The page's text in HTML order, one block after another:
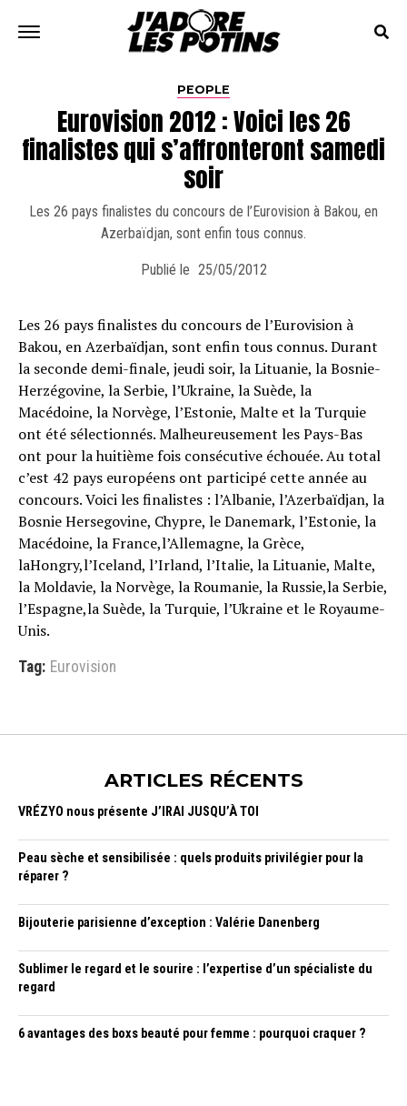
PEOPLE
Eurovision 2012 : Voici les 26
finalistes qui s’affronteront samedi
soir
Les 26 pays finalistes du concours de l’Eurovision à Bakou, en
Azerbaïdjan, sont enfin tous connus.
Publié le 25/05/2012
Les 26 pays finalistes du concours de l’Eurovision à
Bakou, en Azerbaïdjan, sont enfin tous connus. Durant
la seconde demi-finale, jeudi soir, la Lituanie, la Bosnie-
Herzégovine, la Serbie, l’Ukraine, la Suède, la
Macédoine, la Norvège, l’Estonie, Malte et la Turquie
ont été sélectionnés. Malheureusement les Pays-Bas
ont pour la huitième fois consécutive échouée. Au total
c’est 42 pays européens ont participé cette année au
concours. Voici les finalistes : l’Albanie, l’Azerbaïdjan, la
Bosnie Hersegovine, Chypre, le Danemark, l’Estonie, la
Macédoine, la France,l’Allemagne, la Grèce,
laHongry,l’Iceland, l’Irland, l’Italie, la Lituanie, Malte,
la Moldavie, la Norvège, la Roumanie, la Russie,la Serbie,
l’Espagne,la Suède, la Turquie, l’Ukraine et le Royaume-
Unis.
Tag: Eurovision
ARTICLES RÉCENTS
VRÉZYO nous présente J’IRAI JUSQU’À TOI
Peau sèche et sensibilisée : quels produits privilégier pour la
réparer ?
Bijouterie parisienne d’exception : Valérie Danenberg
Sublimer le regard et le sourire : l’expertise d’un spécialiste du
regard
6 avantages des boxs beauté pour femme : pourquoi craquer ?